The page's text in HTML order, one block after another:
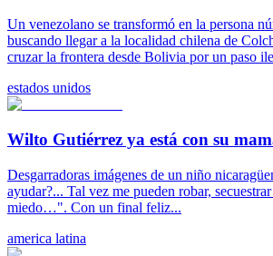
Un venezolano se transformó en la persona
buscando llegar a la localidad chilena de
cruzar la frontera desde Bolivia por un paso
estados unidos
Wilto Gutiérrez ya está con su
Desgarradoras imágenes de un niño
ayudar?... Tal vez me pueden robar,
miedo…". Con un final feliz...
america latina